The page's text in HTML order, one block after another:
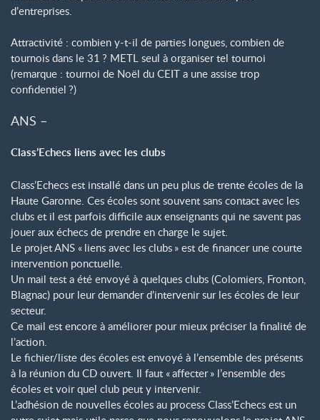
d’entreprises.
Attractivité : combien y-t-il de parties longues, combien de
tournois dans le 31 ? METL seul à organiser tel tournoi
(remarque : tournoi de Noël du CEIT a une assise trop
confidentiel ?)
ANS –
Class’Echecs liens avec les clubs
Class’Echecs est installé dans un peu plus de trente écoles de la
Haute Garonne. Ces écoles sont souvent sans contact avec les
clubs et il est parfois difficile aux enseignants qui ne savent pas
jouer aux échecs de prendre en charge le sujet.
Le projet ANS « liens avec les clubs » est de financer une courte
intervention ponctuelle.
Un mail test a été envoyé à quelques clubs (Colomiers, Fronton,
Blagnac) pour leur demander d’intervenir sur les écoles de leur
secteur.
Ce mail est encore à améliorer pour mieux préciser la finalité de
l’action.
Le fichier/liste des écoles est envoyé à l’ensemble des présents
à la réunion du CD ouvert. Il faut «affecter » l’ensemble des
écoles et voir quel club peut y intervenir.
L’adhésion de nouvelles écoles au process Class’Echecs est un